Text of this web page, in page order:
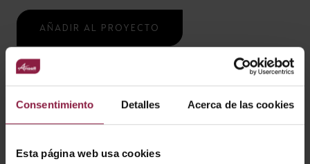
Consentimiento Detalles Acerca de las cookies
Esta página web usa cookies
AÑADIR AL PROYECTO
¿ALGUNA PREGUNTA?